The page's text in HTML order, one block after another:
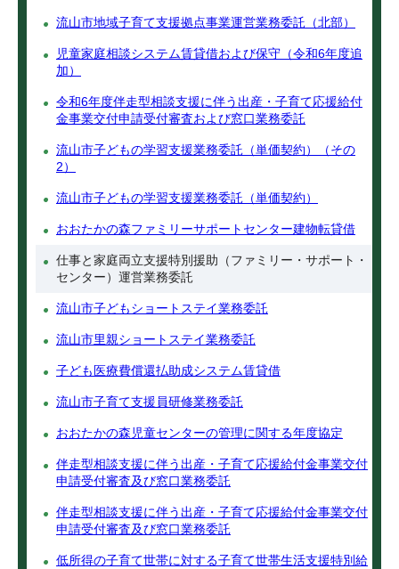
流山市地域子育て支援拠点事業運営業務委託（北部）
児童家庭相談システム賃貸借および保守（令和6年度追
加）
令和6年度伴走型相談支援に伴う出産・子育て応援給付
金事業交付申請受付審査および窓口業務委託
流山市子どもの学習支援業務委託（単価契約）（その
2）
流山市子どもの学習支援業務委託（単価契約）
おおたかの森ファミリーサポートセンター建物転貸借
仕事と家庭両立支援特別援助（ファミリー・サポート・
センター）運営業務委託
流山市子どもショートステイ業務委託
流山市里親ショートステイ業務委託
子ども医療費償還払助成システム賃貸借
流山市子育て支援員研修業務委託
おおたかの森児童センターの管理に関する年度協定
伴走型相談支援に伴う出産・子育て応援給付金事業交付
申請受付審査及び窓口業務委託
伴走型相談支援に伴う出産・子育て応援給付金事業交付
申請受付審査及び窓口業務委託
低所得の子育て世帯に対する子育て世帯生活支援特別給